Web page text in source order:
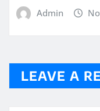
Admin
LEAVE A